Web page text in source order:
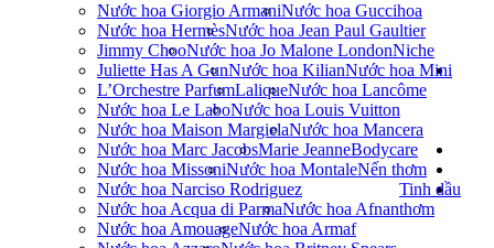
Nước hoa Giorgio ArmaniNước hoa Gucci
Nước hoa HermèsNước hoa Jean Paul Gaultier
Jimmy ChooNước hoa Jo Malone London
Juliette Has A GunNước hoa Kilian
L’Orchestre ParfumLaliqueNước hoa Lancôme
Nước hoa Le LaboNước hoa Louis Vuitton
Nước hoa Maison MargielaNước hoa Mancera
Nước hoa Marc JacobsMarie Jeanne
Nước hoa MissoniNước hoa Montale
Nước hoa Narciso Rodriguez
Nước hoa Acqua di ParmaNước hoa Afnan
Nước hoa AmouageNước hoa Armaf
hoa
Niche
Nước hoa Mini
Bodycare
Nến thơm
Tinh dầu
thơm